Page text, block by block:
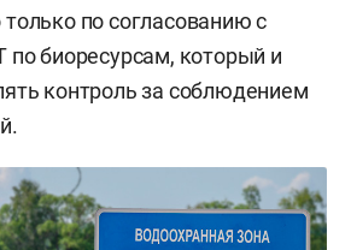
по согласованию с
по биоресурсам, который и
контроль за соблюдением